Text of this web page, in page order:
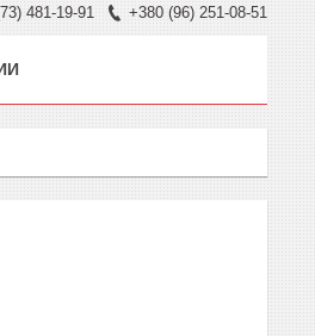
481-19-91 +380 (96) 251-08-51